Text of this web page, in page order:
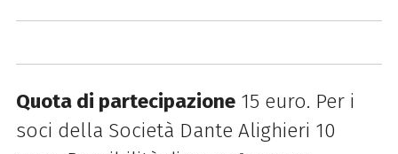
Quota di partecipazione15 euro. Per i
soci della Società Dante Alighieri 10